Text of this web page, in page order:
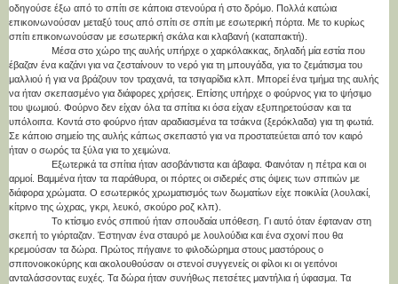
οδηγούσε έξω από το σπίτι σε κάποια στενούρα ή στο δρόμο. Πολλά κατώια
επικοινωνούσαν μεταξύ τους από σπίτι σε σπίτι με εσωτερική πόρτα. Με το κυρίως
σπίτι επικοινωνούσαν με εσωτερική σκάλα και κλαβανή (καταπακτή).
Μέσα στο χώρο της αυλής υπήρχε ο χαρκόλακκας, δηλαδή μία εστία που
έβαζαν ένα καζάνι για να ζεσταίνουν το νερό για τη μπουγάδα, για το ζεμάτισμα του
μαλλιού ή για να βράζουν τον τραχανά, τα τσιγαρίδια κλπ. Μπορεί ένα τμήμα της αυλής
να ήταν σκεπασμένο για διάφορες χρήσεις. Επίσης υπήρχε ο φούρνος για το ψήσιμο
του ψωμιού. Φούρνο δεν είχαν όλα τα σπίτια κι όσα είχαν εξυπηρετούσαν και τα
υπόλοιπα. Κοντά στο φούρνο ήταν αραδιασμένα τα τσάκνα (ξερόκλαδα) για τη φωτιά.
Σε κάποιο σημείο της αυλής κάπως σκεπαστό για να προστατεύεται από τον καιρό
ήταν ο σωρός τα ξύλα για το χειμώνα.
Εξωτερικά τα σπίτια ήταν ασοβάντιστα και άβαφα. Φαινόταν η πέτρα και οι
αρμοί. Βαμμένα ήταν τα παράθυρα, οι πόρτες οι σιδεριές στις όψεις των σπιτιών με
διάφορα χρώματα. Ο εσωτερικός χρωματισμός των δωματίων είχε ποικιλία (λουλακί,
κίτρινο της ώχρας, γκρι, λευκό, σκούρο ροζ κλπ).
Το κτίσιμο ενός σπιτιού ήταν σπουδαία υπόθεση. Γι αυτό όταν έφταναν στη
σκεπή το γιόρταζαν. Έστηναν ένα σταυρό με λουλούδια και ένα σχοινί που θα
κρεμούσαν τα δώρα. Πρώτος πήγαινε το φιλοδώρημα στους μαστόρους ο
σπιτονοικοκύρης και ακολουθούσαν οι στενοί συγγενείς οι φίλοι κι οι γειτόνοι
ανταλάσσοντας ευχές. Τα δώρα ήταν συνήθως πετσέτες μαντήλια ή ύφασμα. Τα